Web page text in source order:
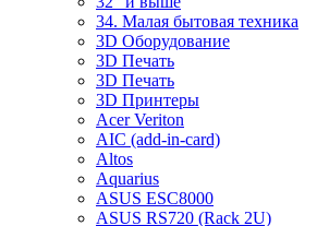
34. Малая бытовая техника
3D Оборудование
3D Печать
3D Печать
3D Принтеры
Acer Veriton
AIC (add-in-card)
Altos
Aquarius
ASUS ESC8000
ASUS RS720 (Rack 2U)